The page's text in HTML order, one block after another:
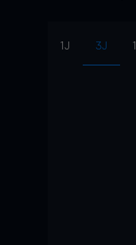
1J 3J